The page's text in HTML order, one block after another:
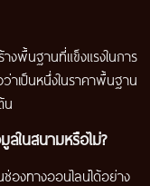
งพื้นฐานที่แข็งแรงในการ
าเป็นหนึ่งในราคาพื้นฐาน
น
ในสนามหรือไม่?
องทางออนไลน์ได้อย่าง